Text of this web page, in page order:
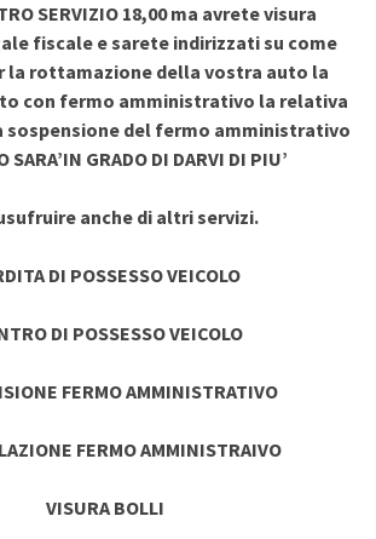
SERVIZIO 18,00 ma avrete visura
fiscale e sarete indirizzati su come
la rottamazione della vostra auto la
con fermo amministrativo la relativa
sospensione del fermo amministrativo
SARA’IN GRADO DI DARVI DI PIU’
anche di altri servizi.
DI POSSESSO VEICOLO
DI POSSESSO VEICOLO
FERMO AMMINISTRATIVO
FERMO AMMINISTRAIVO
VISURA BOLLI